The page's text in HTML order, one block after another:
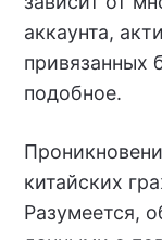
аккаунта,
привязанных
подобное.
китайских
Разумеется,